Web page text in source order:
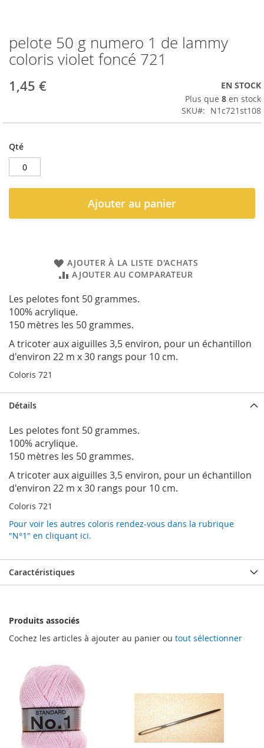
Passer
au
début
la
pelote 50 g numero 1 de lammy
coloris violet foncé 721
1,45 €
EN STOCK
Plus que 8 en stock
SKU
N1c721st108
Qté
Ajouter au panier
AJOUTER À LA LISTE D'ACHATS
AJOUTER AU COMPARATEUR
Les pelotes font 50 grammes.
100% acrylique.
150 mètres les 50 grammes.
A tricoter aux aiguilles 3,5 environ, pour un échantillon
d'environ 22 m x 30 rangs pour 10 cm.
Coloris 721
Détails
Les pelotes font 50 grammes.
100% acrylique.
150 mètres les 50 grammes.
A tricoter aux aiguilles 3,5 environ, pour un échantillon
d'environ 22 m x 30 rangs pour 10 cm.
Coloris 721
Pour voir les autres coloris rendez-vous dans la rubrique
"N°1" en cliquant ici.
Caractéristiques
Produits associés
Cochez les articles à ajouter au panier ou tout sélectionner